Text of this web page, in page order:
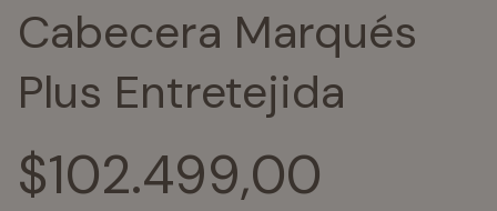
Cabecera Marqués
Plus Entretejida
$102.499,00